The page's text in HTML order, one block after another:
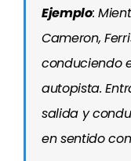
Ejemplo:
Cameron,
conduciendo
autopista.
salida y
en sentido